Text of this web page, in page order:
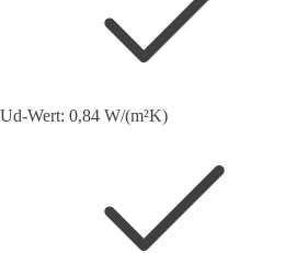
Ud-Wert: 0,84 W/(m²K)